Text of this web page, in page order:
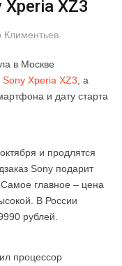
XZ3
Климентьев
в Москве
Sony Xperia XZ3 , а
и дату старта
и продлятся
Sony подарит
главное – цена
В России
рублей.
процессор